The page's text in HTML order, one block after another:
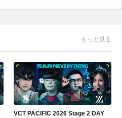
もっと見る
VCT PACIFIC 2026 Stage 2 DAY